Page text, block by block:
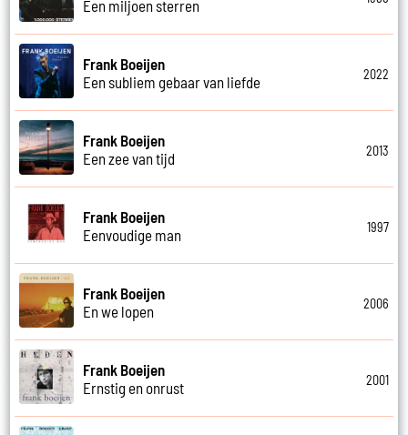
Een miljoen sterren
Frank Boeijen
Een subliem gebaar van liefde
2022
Frank Boeijen
Een zee van tijd
2013
Frank Boeijen
Eenvoudige man
1997
Frank Boeijen
En we lopen
2006
Frank Boeijen
Ernstig en onrust
2001